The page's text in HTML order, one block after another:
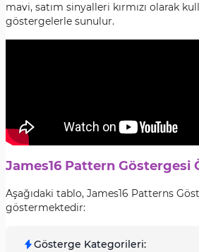
mavi, satım sinyalleri kırmızı olarak
göstergelerle sunulur.
James16 Pattern Göstergesi
Aşağıdaki tablo, James16 Patterns
göstermektedir:
Gösterge Kategorileri: